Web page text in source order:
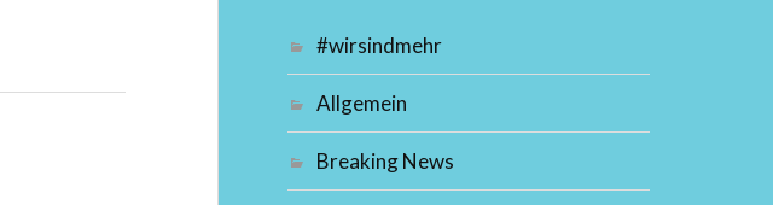
#wirsindmehr
Allgemein
Breaking News